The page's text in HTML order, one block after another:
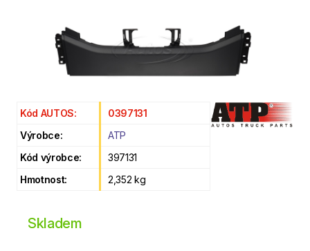
Kód AUTOS:
0397131
Výrobce:
ATP
Kód výrobce:
397131
Hmotnost:
2,352 kg
Skladem